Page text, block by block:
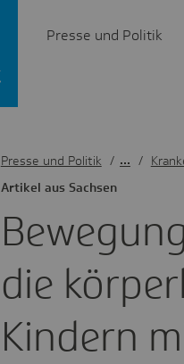
Presse und Politik
die
Kindern
Artikel aus Sachsen
Presse und Politik /